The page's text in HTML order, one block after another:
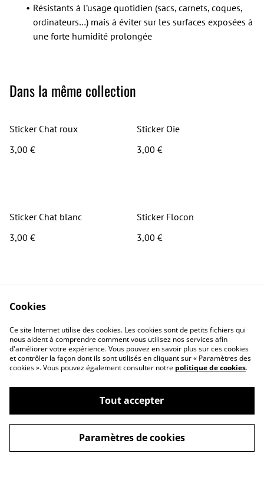
Résistants à l’usage quotidien (sacs, carnets, coques,
ordinateurs…) mais à éviter sur les surfaces exposées à
une forte humidité prolongée
Dans la même collection
Sticker Chat roux
3,00 €
Sticker Oie
3,00 €
Sticker Chat blanc
3,00 €
Sticker Flocon
3,00 €
Contact
Conditions générales
Politique de
confidentialité
Politique de cookies
Cookies
Ce site Internet utilise des cookies. Les cookies sont de petits fichiers qui
nous aident à comprendre comment vous utilisez nos services afin
d'améliorer votre expérience. Vous pouvez en savoir plus sur ces cookies
et contrôler la façon dont ils sont utilisés en cliquant sur « Paramètres des
cookies ». Vous pouvez également consulter notre politique de cookies.
Tout accepter
Paramètres de cookies